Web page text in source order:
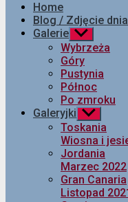
Home
Blog / Zdjęcie dnia
Galerie Pokaż
podmenu
Wybrzeża
Góry
Pustynia
Północ
Po zmroku
Galeryjki Pokaż
podmenu
Toskania
Wiosna i
Jordania
Marzec 2022
Gran Canaria
Listopad